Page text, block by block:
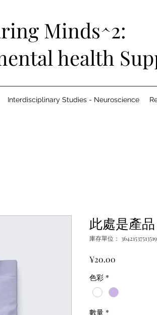
Minds^2:
health
Interdisciplinary Studies - Neuroscience
此處是產品
庫存單位：
¥20.00
色彩 *
數量 *